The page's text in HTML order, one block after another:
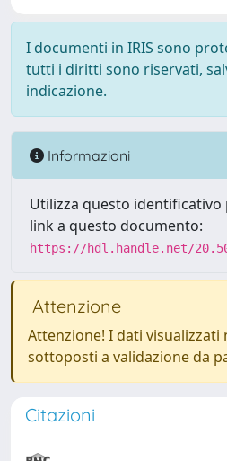
I documenti in IRIS sono
tutti i diritti sono riservati,
indicazione.
Informazioni
Utilizza questo
link a questo documento:
https://hdl.handle.net/
Attenzione
Attenzione! I dati visualizzati
sottoposti a validazione da
Citazioni